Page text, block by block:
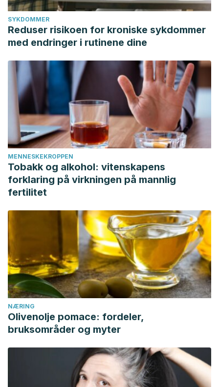
SYKDOMMER
Reduser risikoen for kroniske sykdommer
med endringer i rutinene dine
MENNESKEKROPPEN
Tobakk og alkohol: vitenskapens
forklaring på virkningen på mannlig
fertilitet
NÆRING
Olivenolje pomace: fordeler,
bruksområder og myter